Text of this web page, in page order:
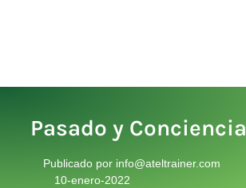
Pasado y Conciencia
Publicado por info@ateltrainer.com
10-enero-2022